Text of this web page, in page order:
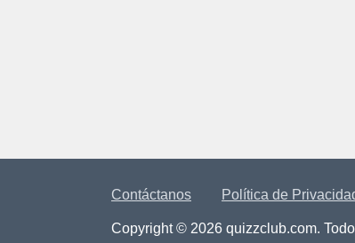
Contáctanos Política de
Copyright © 2026 quizzclub.com.